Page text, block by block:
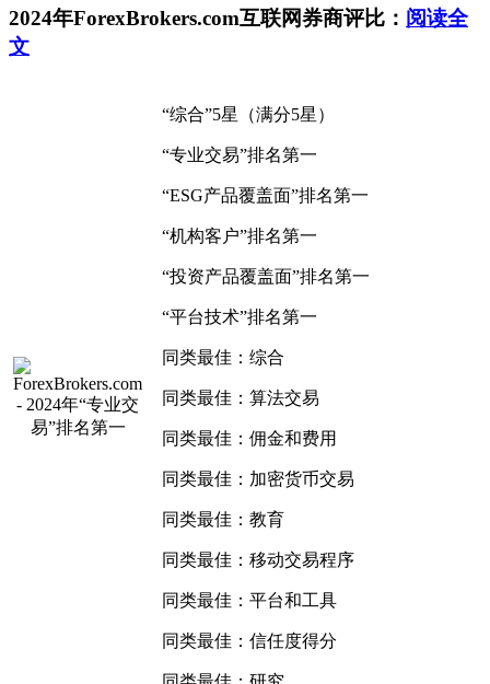
2024年ForexBrokers.com互联网券商评比： 阅读全
文
“综合”5星（满分5星）
“专业交易”排名第一
“ESG产品覆盖面”排名第一
“机构客户”排名第一
“投资产品覆盖面”排名第一
“平台技术”排名第一
同类最佳：综合
同类最佳：算法交易
同类最佳：佣金和费用
同类最佳：加密货币交易
同类最佳：教育
同类最佳：移动交易程序
同类最佳：平台和工具
同类最佳：信任度得分